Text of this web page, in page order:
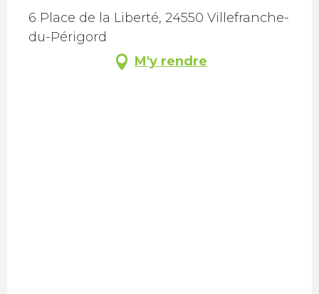
6 Place de la Liberté, 24550 Villefranche-
du-Périgord
M'y rendre